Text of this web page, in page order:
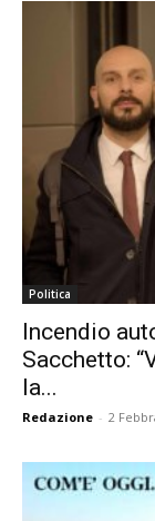
Politica
Incendio
Sacchetto:
la...
Redazione - 2